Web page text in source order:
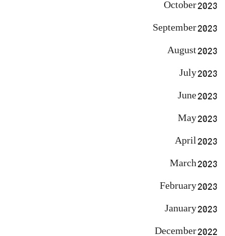
October 2023
September 2023
August 2023
July 2023
June 2023
May 2023
April 2023
March 2023
February 2023
January 2023
December 2022